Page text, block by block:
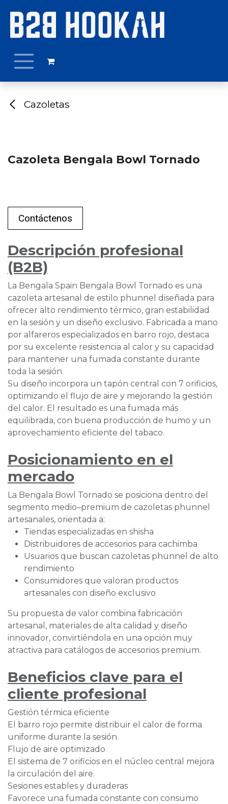
Cazoletas
Cazoleta Bengala Bowl Tornado
Contáctenos
Descripción profesional
(B2B)
La Bengala Spain Bengala Bowl Tornado es una
cazoleta artesanal de estilo phunnel diseñada para
ofrecer alto rendimiento térmico, gran estabilidad
en la sesión y un diseño exclusivo. Fabricada a mano
por alfareros especializados en barro rojo, destaca
por su excelente resistencia al calor y su capacidad
para mantener una fumada constante durante
toda la sesión.
Su diseño incorpora un tapón central con 7 orificios,
optimizando el flujo de aire y mejorando la gestión
del calor. El resultado es una fumada más
equilibrada, con buena producción de humo y un
aprovechamiento eficiente del tabaco.
Posicionamiento en el
mercado
La Bengala Bowl Tornado se posiciona dentro del
segmento medio–premium de cazoletas phunnel
artesanales, orientada a:
Tiendas especializadas en shisha
Distribuidores de accesorios para cachimba
Usuarios que buscan cazoletas phunnel de alto
rendimiento
Consumidores que valoran productos
artesanales con diseño exclusivo
Su propuesta de valor combina fabricación
artesanal, materiales de alta calidad y diseño
innovador, convirtiéndola en una opción muy
atractiva para catálogos de accesorios premium.
Beneficios clave para el
cliente profesional
Gestión térmica eficiente
El barro rojo permite distribuir el calor de forma
uniforme durante la sesión.
Flujo de aire optimizado
El sistema de 7 orificios en el núcleo central mejora
la circulación del aire.
Sesiones estables y duraderas
Favorece una fumada constante con consumo